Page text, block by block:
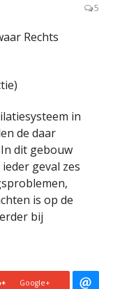
5
Rechts
in
de daar
dit gebouw
geval zes
is op de
bij
Google+